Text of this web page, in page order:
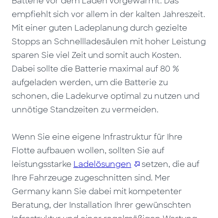
empfiehlt sich vor allem in der kalten Jahreszeit.
Mit einer guten Ladeplanung durch gezielte
Stopps an Schnellladesäulen mit hoher Leistung
sparen Sie viel Zeit und somit auch Kosten.
Dabei sollte die Batterie maximal auf 80 %
aufgeladen werden, um die Batterie zu
schonen, die Ladekurve optimal zu nutzen und
unnötige Standzeiten zu vermeiden.
Wenn Sie eine eigene Infrastruktur für Ihre
Flotte aufbauen wollen, sollten Sie auf
leistungsstarke Ladelösungen
setzen, die auf
Ihre Fahrzeuge zugeschnitten sind. Mer
Germany kann Sie dabei mit kompetenter
Beratung, der Installation Ihrer gewünschten